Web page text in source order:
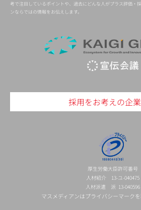
考で注目しているポイントや、過去にどんな人がプラス評価・
ンならではの情報をお伝えします。
採用をお考えの企
厚生労働大臣許可番号
人材紹介 13-ユ-040475
人材派遣 派 13-040596
マスメディアンはプライバシーマークを